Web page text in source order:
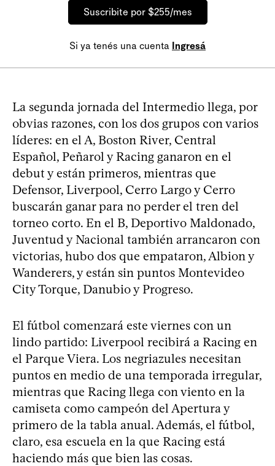
Suscribite por $255/mes
Si ya tenés una cuenta Ingresá
La segunda jornada del Intermedio llega, por
obvias razones, con los dos grupos con varios
líderes: en el A, Boston River, Central
Español, Peñarol y Racing ganaron en el
debut y están primeros, mientras que
Defensor, Liverpool, Cerro Largo y Cerro
buscarán ganar para no perder el tren del
torneo corto. En el B, Deportivo Maldonado,
Juventud y Nacional también arrancaron con
victorias, hubo dos que empataron, Albion y
Wanderers, y están sin puntos Montevideo
City Torque, Danubio y Progreso.
El fútbol comenzará este viernes con un
lindo partido: Liverpool recibirá a Racing en
el Parque Viera. Los negriazules necesitan
puntos en medio de una temporada irregular,
mientras que Racing llega con viento en la
camiseta como campeón del Apertura y
primero de la tabla anual. Además, el fútbol,
claro, esa escuela en la que Racing está
haciendo más que bien las cosas.